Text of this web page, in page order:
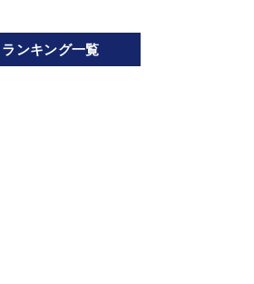
ランキング一覧